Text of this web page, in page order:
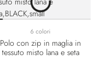
6 colori
Polo con zip in maglia in
tessuto misto lana e seta